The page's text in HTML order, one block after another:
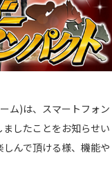
ム)は、スマートフォン
したことをお知らせい
んで頂ける様、機能や